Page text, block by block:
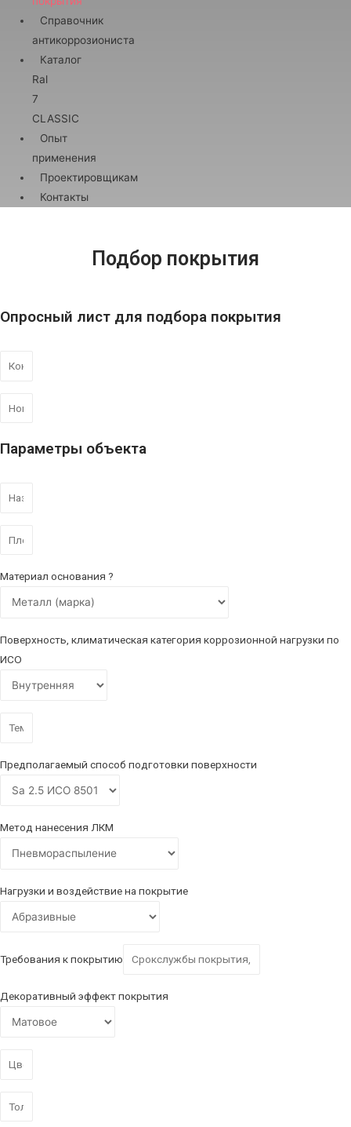
Справочник
антикоррозиониста
Каталог
Ral
7
CLASSIC
Опыт
применения
Проектировщикам
Контакты
Подбор покрытия
Опросный лист для подбора покрытия
Параметры объекта
Материал основания ?
Поверхность, климатическая категория коррозионной нагрузки по
ИСО
Предполагаемый способ подготовки поверхности
Метод нанесения ЛКМ
Нагрузки и воздействие на покрытие
Требования к покрытию
Декоративный эффект покрытия